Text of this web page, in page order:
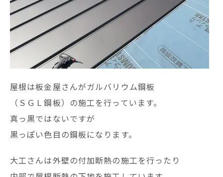
屋根は板金屋さんがガルバリウム鋼板
（ＳＧＬ鋼板）の施工を行っています。
真っ黒ではないですが
黒っぽい色目の鋼板になります。
大工さんは外壁の付加断熱の施工を行ったり